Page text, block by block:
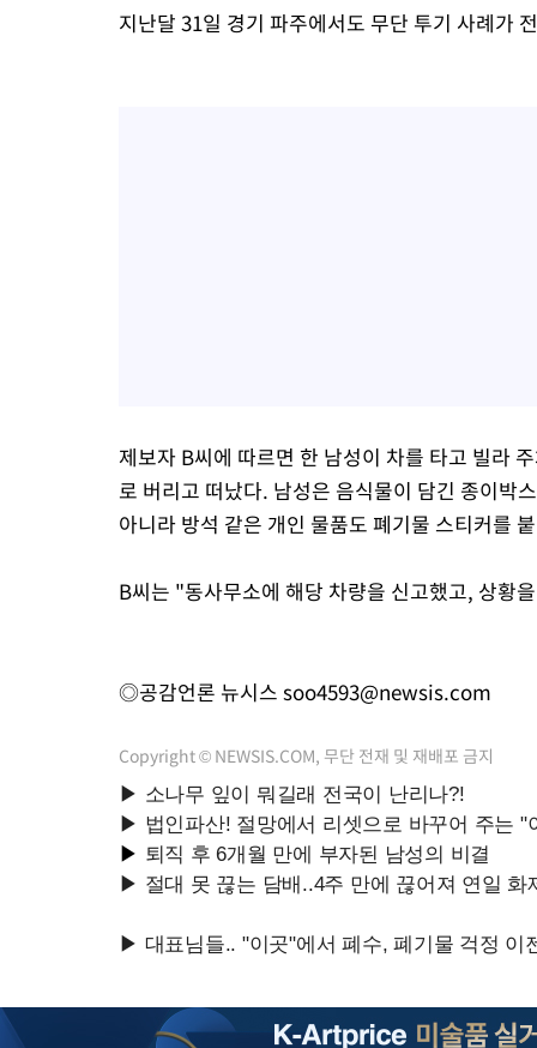
지난달 31일 경기 파주에서도 무단 투기 사례가
제보자 B씨에 따르면 한 남성이 차를 타고 빌라
로 버리고 떠났다. 남성은 음식물이 담긴 종이박
아니라 방석 같은 개인 물품도 폐기물 스티커를
B씨는 "동사무소에 해당 차량을 신고했고, 상황
◎공감언론 뉴시스 soo4593@newsis.com
Copyright © NEWSIS.COM, 무단 전재 및 재배포 금지